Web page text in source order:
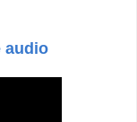
audio